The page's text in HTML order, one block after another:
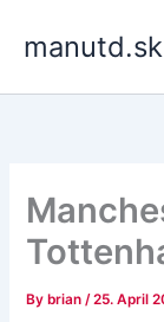
manutd.sk
By brian/25. April